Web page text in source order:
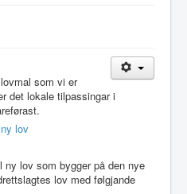
som vi er
det lokale tilpassingar i
lov
lov som bygger på den nye
lov med følgjande